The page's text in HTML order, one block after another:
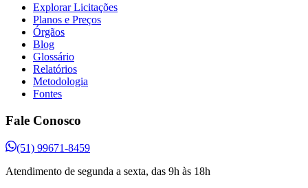
Explorar Licitações
Planos e Preços
Órgãos
Blog
Glossário
Relatórios
Metodologia
Fontes
Fale Conosco
(51) 99671-8459
Atendimento de segunda a sexta, das 9h às 18h